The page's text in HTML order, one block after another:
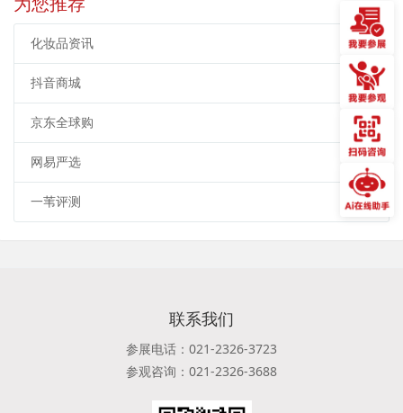
化妆品资讯
抖音商城
京东全球购
网易严选
一苇评测
联系我们
参展电话：021-2326-3723
参观咨询：021-2326-3688